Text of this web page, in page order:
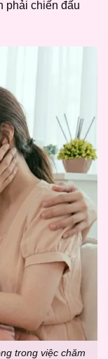
phải chiến đấu
trong việc chăm